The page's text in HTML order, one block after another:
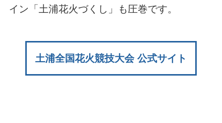
イン「土浦花火づくし」も圧巻です。
土浦全国花火競技大会 公式サイト